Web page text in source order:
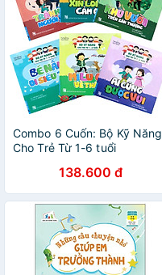
Combo 6 Cuốn: Bộ Kỹ Năng
Cho Trẻ Từ 1-6 tuổi
138.600 đ